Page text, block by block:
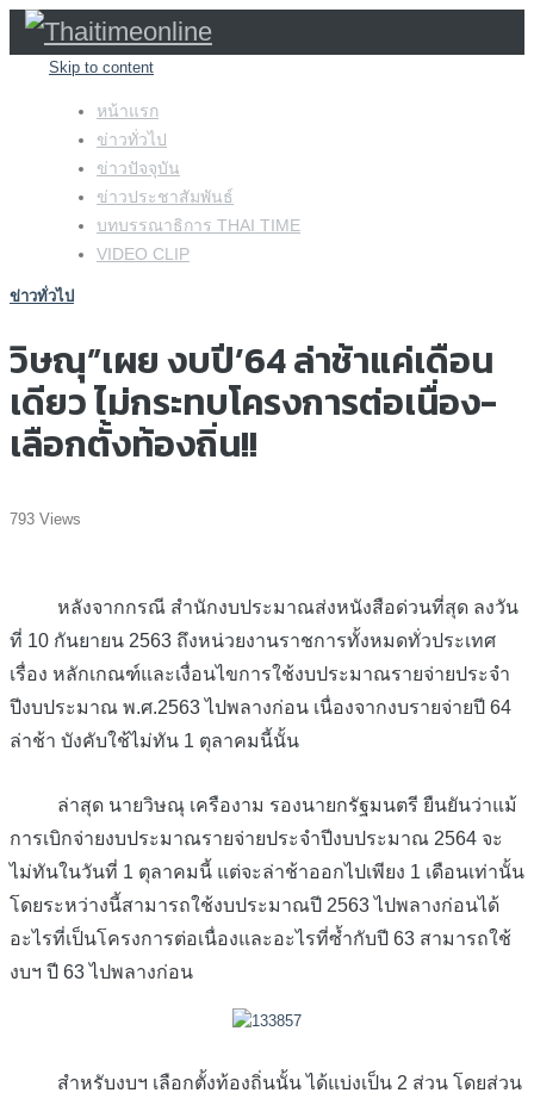
Skip to content
หน้าแรก
ข่าวทั่วไป
ข่าวปัจจุบัน
ข่าวประชาสัมพันธ์
บทบรรณาธิการ THAI TIME
VIDEO CLIP
ข่าวทั่วไป
วิษณุ”เผย งบปี’64 ล่าช้าแค่เดือน
เดียว ไม่กระทบโครงการต่อเนื่อง-
เลือกตั้งท้องถิ่น!!
793 Views
หลังจากกรณี สำนักงบประมาณส่งหนังสือด่วนที่สุด ลงวัน
ที่ 10 กันยายน 2563 ถึงหน่วยงานราชการทั้งหมดทั่วประเทศ
เรื่อง หลักเกณฑ์และเงื่อนไขการใช้งบประมาณรายจ่ายประจำ
ปีงบประมาณ พ.ศ.2563 ไปพลางก่อน เนื่องจากงบรายจ่ายปี 64
ล่าช้า บังคับใช้ไม่ทัน 1 ตุลาคมนี้นั้น
ล่าสุด นายวิษณุ เครืองาม รองนายกรัฐมนตรี ยืนยันว่าแม้
การเบิกจ่ายงบประมาณรายจ่ายประจำปีงบประมาณ 2564 จะ
ไม่ทันในวันที่ 1 ตุลาคมนี้ แต่จะล่าช้าออกไปเพียง 1 เดือนเท่านั้น
โดยระหว่างนี้สามารถใช้งบประมาณปี 2563 ไปพลางก่อนได้
อะไรที่เป็นโครงการต่อเนื่องและอะไรที่ซ้ำกับปี 63 สามารถใช้
งบฯ ปี 63 ไปพลางก่อน
สำหรับงบฯ เลือกตั้งท้องถิ่นนั้น ได้แบ่งเป็น 2 ส่วน โดยส่วน